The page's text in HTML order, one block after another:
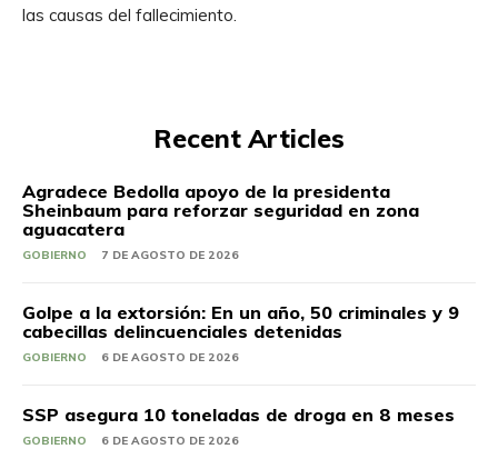
las causas del fallecimiento.
Recent Articles
Agradece Bedolla apoyo de la presidenta
Sheinbaum para reforzar seguridad en zona
aguacatera
GOBIERNO 7 DE AGOSTO DE 2026
Golpe a la extorsión: En un año, 50 criminales y 9
cabecillas delincuenciales detenidas
GOBIERNO 6 DE AGOSTO DE 2026
SSP asegura 10 toneladas de droga en 8 meses
GOBIERNO 6 DE AGOSTO DE 2026